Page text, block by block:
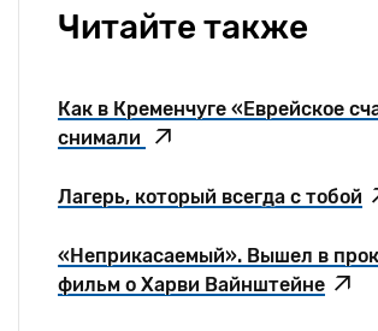
Читайте также
Как в Кременчуге «Еврейское
снимали
Лагерь, который всегда с тобой
«Неприкасаемый». Вышел в
фильм о Харви Вайнштейне